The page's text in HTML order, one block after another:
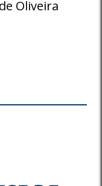
Oliveira